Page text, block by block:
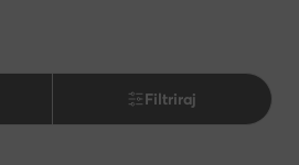
Filtriraj